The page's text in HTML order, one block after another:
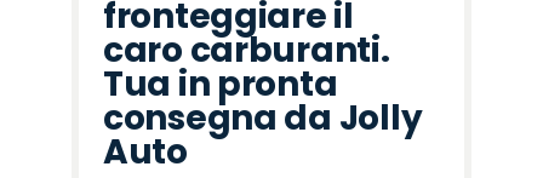
fronteggiare il
caro carburanti.
Tua in pronta
consegna da Jolly
Auto